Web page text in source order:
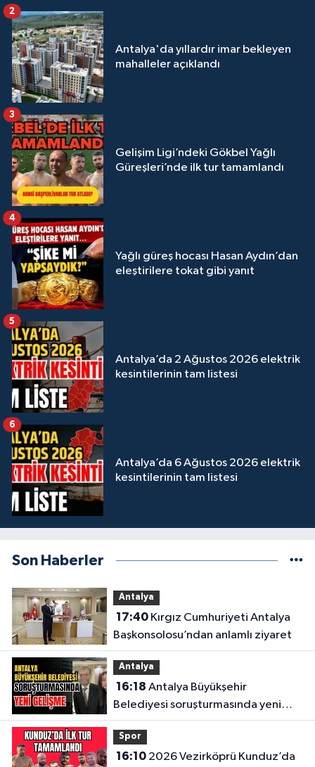
Antalya'da yıllardır imar bekleyen
mahalleler açıklandı
2
Gelişim Ligi’ndeki Gökbel Yağlı
Güreşleri’nde ilk tur tamamlandı
3
Yağlı güreş hocası Hasan Aydın’dan
eleştirilere tokat gibi yanıt
4
Antalya’da 2 Ağustos 2026 elektrik
kesintilerinin tam listesi
5
Antalya’da 6 Ağustos 2026 elektrik
kesintilerinin tam listesi
6
Son Haberler
Antalya
17:40Kırgız Cumhuriyeti Antalya
Başkonsolosu’ndan anlamlı ziyaret
Antalya
16:18
Belediyesi soruşturmasında yeni
gelişme
Spor
16:102026 Vezirköprü Kunduz’da